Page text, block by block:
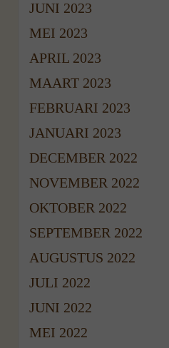
JUNI 2023
MEI 2023
APRIL 2023
MAART 2023
FEBRUARI 2023
JANUARI 2023
DECEMBER 2022
NOVEMBER 2022
OKTOBER 2022
SEPTEMBER 2022
AUGUSTUS 2022
JULI 2022
JUNI 2022
MEI 2022